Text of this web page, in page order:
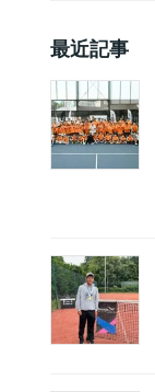
最近記事